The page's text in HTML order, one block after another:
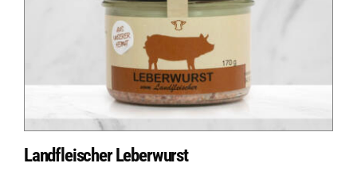
Landfleischer Leberwurst